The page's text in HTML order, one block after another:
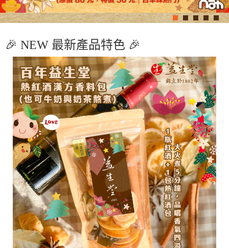
🎉 NEW 最新產品特色 🎉